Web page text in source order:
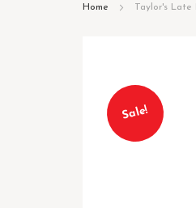
Home Taylor's
Ga
naar
het
einde
Sale!